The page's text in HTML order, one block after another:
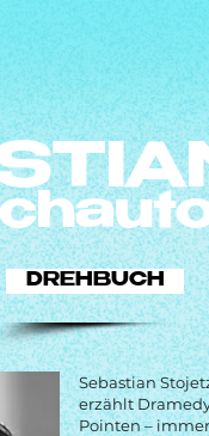
DREHBUCH
Sebastian
erzählt
Pointen –